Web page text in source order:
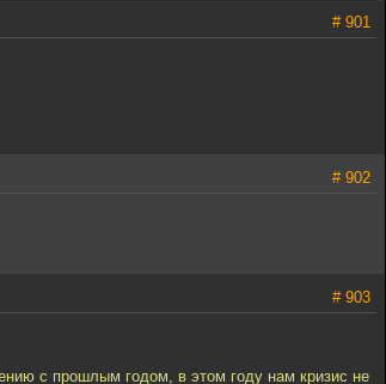
# 901
# 902
# 903
с прошлым годом, в этом году нам кризис не